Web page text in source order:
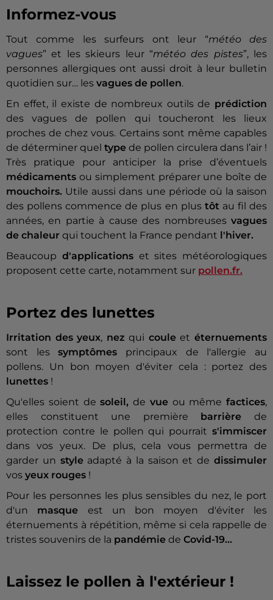
Informez-vous
Tout comme les surfeurs ont leur “météo des
vagues” et les skieurs leur “météo des pistes”, les
personnes allergiques ont aussi droit à leur bulletin
quotidien sur… les vagues de pollen.
En effet, il existe de nombreux outils de prédiction
des vagues de pollen qui toucheront les lieux
proches de chez vous. Certains sont même capables
de déterminer quel type de pollen circulera dans l’air !
Très pratique pour anticiper la prise d’éventuels
médicaments ou simplement préparer une boîte de
mouchoirs. Utile aussi dans une période où la saison
des pollens commence de plus en plus tôtau fil des
années, en partie à cause des nombreuses vagues
de chaleur qui touchent la France pendant l'hiver.
Beaucoup d'applicationset sites météorologiques
proposent cette carte, notamment sur pollen.fr.
Portez des lunettes
Irritation des yeux, nez qui couleetéternuements
sont lessymptômes principaux de l'allergie au
pollens. Un bon moyen d'éviter cela : portez des
lunettes !
Qu'elles soient desoleil, de vueou même factices,
elles constituent une première
barrière de
protection contre le pollen qui pourrait s'immiscer
dans vos yeux.
De plus, cela vous permettra de
garder un styleadapté à la saison et dedissimuler
vos yeux rouges !
Pour les personnes les plus sensibles du nez, le port
d'un masque est un bon moyen d'éviter les
éternuements à répétition, même si cela rappelle de
tristes souvenirs de la pandémie de Covid-19…
Laissez le pollen à l'extérieur !